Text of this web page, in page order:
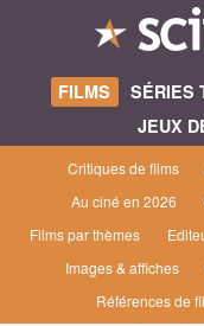
FILMS SÉRIES
JEUX
Critiques de films
Au ciné en 2026
Films par thèmes
Images & affiches
Références de